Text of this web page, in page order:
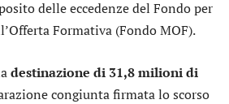
delle eccedenze del Fondo per
Formativa (Fondo MOF).
destinazione di 31,8 milioni di
congiunta firmata lo scorso